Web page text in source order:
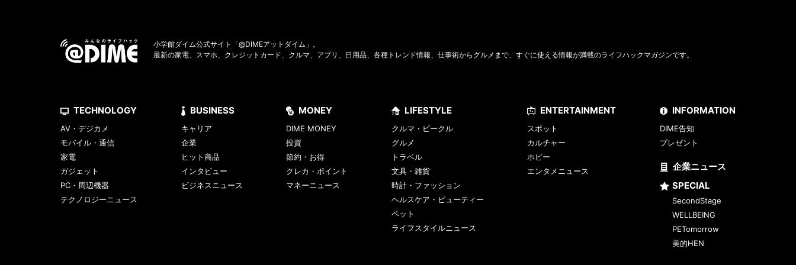
小学館ダイム公式サイト「@DIMEアットダイム」。
最新の家電、スマホ、クレジットカード、クルマ、アプリ、日用品、各種トレンド情報、仕事術からグルメまで、すぐに使える情報が満載のライフハックマガジンです。
TECHNOLOGY
AV・デジカメ
モバイル・通信
家電
ガジェット
PC・周辺機器
テクノロジーニュース
BUSINESS
キャリア
企業
ヒット商品
インタビュー
ビジネスニュース
MONEY
DIME MONEY
投資
節約・お得
クレカ・ポイント
マネーニュース
LIFESTYLE
クルマ・ビークル
グルメ
トラベル
文具・雑貨
時計・ファッション
ヘルスケア・ビューティー
ペット
ライフスタイルニュース
ENTERTAINMENT
スポット
カルチャー
ホビー
エンタメニュース
INFORMATION
DIME告知
プレゼント
企業ニュース
SPECIAL
SecondStage
WELLBEING
PETomorrow
美的HEN